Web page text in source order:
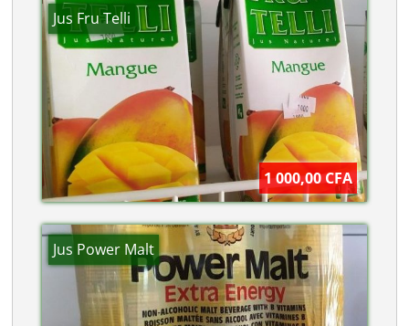
Jus Fru Telli
1 000,00 CFA
Jus Power Malt